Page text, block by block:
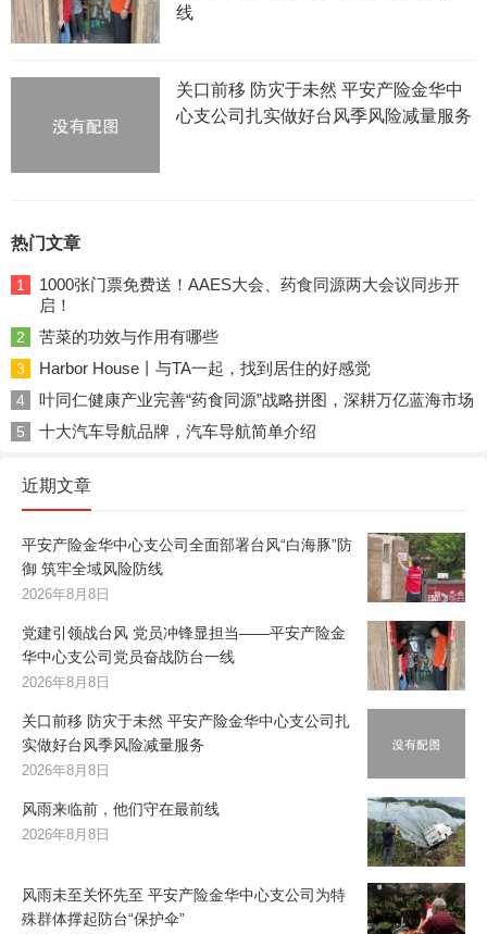
线
关口前移 防灾于未然 平安产险金华中
心支公司扎实做好台风季风险减量服务
热门文章
1
1000张门票免费送！AAES大会、药食同源两大会议同步开
启！
2 苦菜的功效与作用有哪些
3 Harbor House丨与TA一起，找到居住的好感觉
4 叶同仁健康产业完善“药食同源”战略拼图，深耕万亿蓝海市场
5 十大汽车导航品牌，汽车导航简单介绍
近期文章
平安产险金华中心支公司全面部署台风“白海豚”防
御 筑牢全域风险防线
2026年8月8日
党建引领战台风 党员冲锋显担当——平安产险金
华中心支公司党员奋战防台一线
2026年8月8日
关口前移 防灾于未然 平安产险金华中心支公司扎
实做好台风季风险减量服务
2026年8月8日
风雨来临前，他们守在最前线
2026年8月8日
风雨未至关怀先至 平安产险金华中心支公司为特
殊群体撑起防台“保护伞”